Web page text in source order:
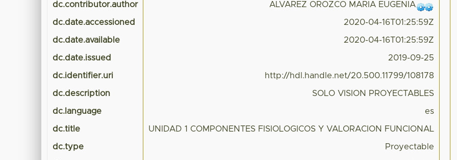
dc.contributor.author ALVAREZ OROZCO MARIA EUGENIA
dc.date.accessioned 2020-04-16T01:25:59Z
dc.date.available 2020-04-16T01:25:59Z
dc.date.issued 2019-09-25
dc.identifier.uri http://hdl.handle.net/20.500.11799/108178
dc.description SOLO VISION PROYECTABLES
dc.language es
dc.title UNIDAD 1 COMPONENTES FISIOLOGICOS Y VALORACION FUNCIONAL
dc.type Proyectable